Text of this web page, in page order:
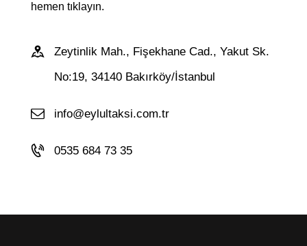
hemen tıklayın.
Zeytinlik Mah., Fişekhane Cad., Yakut Sk.
No:19, 34140 Bakırköy/İstanbul
info@eylultaksi.com.tr
0535 684 73 35